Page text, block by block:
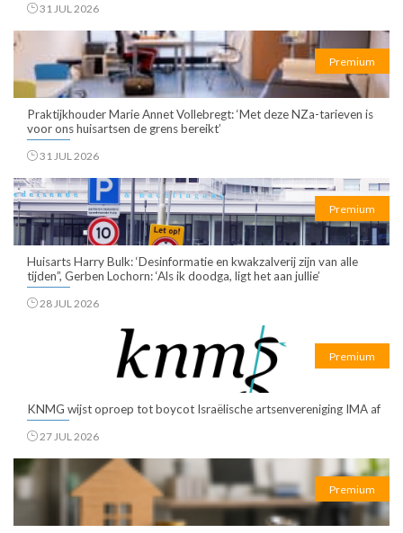
31 JUL 2026
Premium
Praktijkhouder Marie Annet Vollebregt: ‘Met deze NZa-tarieven is
voor ons huisartsen de grens bereikt’
31 JUL 2026
Premium
Huisarts Harry Bulk: ‘Desinformatie en kwakzalverij zijn van alle
tijden”, Gerben Lochorn: ‘Als ik doodga, ligt het aan jullie’
28 JUL 2026
Premium
KNMG wijst oproep tot boycot Israëlische artsenvereniging IMA af
27 JUL 2026
Premium